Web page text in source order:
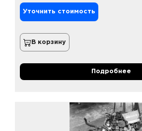
Уточнить стоимость
В корзину
Подробнее